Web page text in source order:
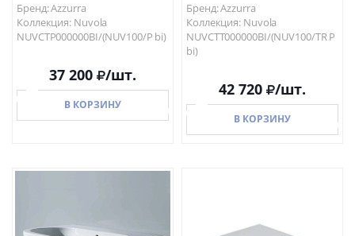
Бренд: Azzurra
Коллекция: Nuvola
NUVCTP000000BI/(NUV100/P bi)
37 200 /шт.
В КОРЗИНУ
Бренд: Azzurra
Коллекция: Nuvola
NUVCTT000000BI/(NUV100/TR P
bi)
42 720 /шт.
В КОРЗИНУ